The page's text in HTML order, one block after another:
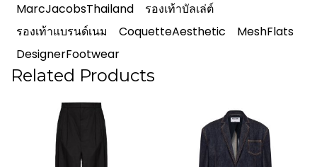
MarcJacobsThailand
รองเท้าบัลเล่ต์
รองเท้าแบรนด์เนม
CoquetteAesthetic
MeshFlats
DesignerFootwear
Related Products